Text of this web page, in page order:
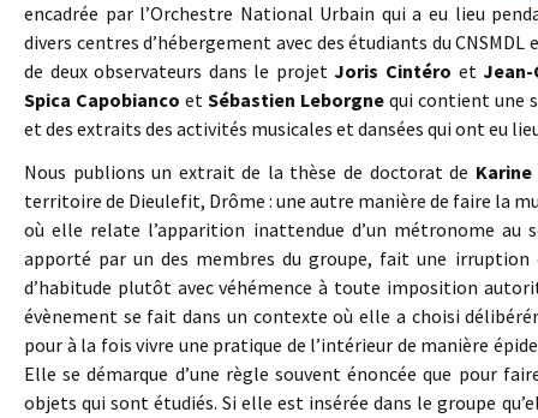
encadrée par l’Orchestre National Urbain qui a eu lieu
divers centres d’hébergement avec des étudiants du
de deux observateurs dans le projetJoris Cintéro etJean-
Spica Capobianco et Sébastien Leborgne qui contient une
et des extraits des activités musicales et dansées qui ont eu
Nous publions un extrait de la thèse de doctorat de Karine
territoire de Dieulefit, Drôme : une autre manière de faire la
où elle relate l’apparition inattendue d’un métronome au
apporté par un des membres du groupe, fait une irruption
d’habitude plutôt avec véhémence à toute imposition
évènement se fait dans un contexte où elle a choisi
pour à la fois vivre une pratique de l’intérieur de manière
Elle se démarque d’une règle souvent énoncée que pour
objets qui sont étudiés. Si elle est insérée dans le groupe